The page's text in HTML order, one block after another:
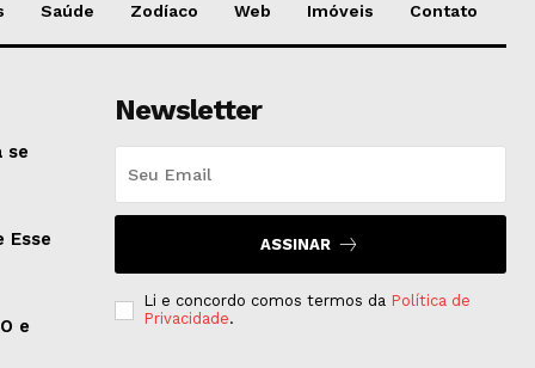
Saúde Zodíaco Web Imóveis Contato
se
Esse
e
Newsletter
ASSINAR
Li e concordo comos termos da Política de
Privacidade.